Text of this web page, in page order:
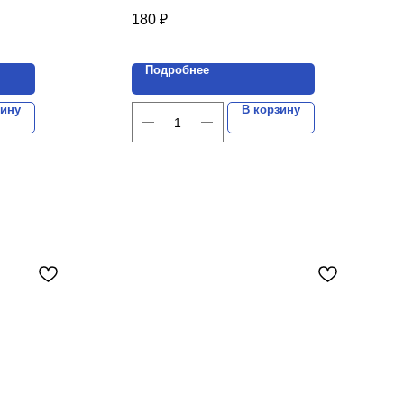
Цена указана за 1 комплект.
180 ₽
Подробнее
В корзину